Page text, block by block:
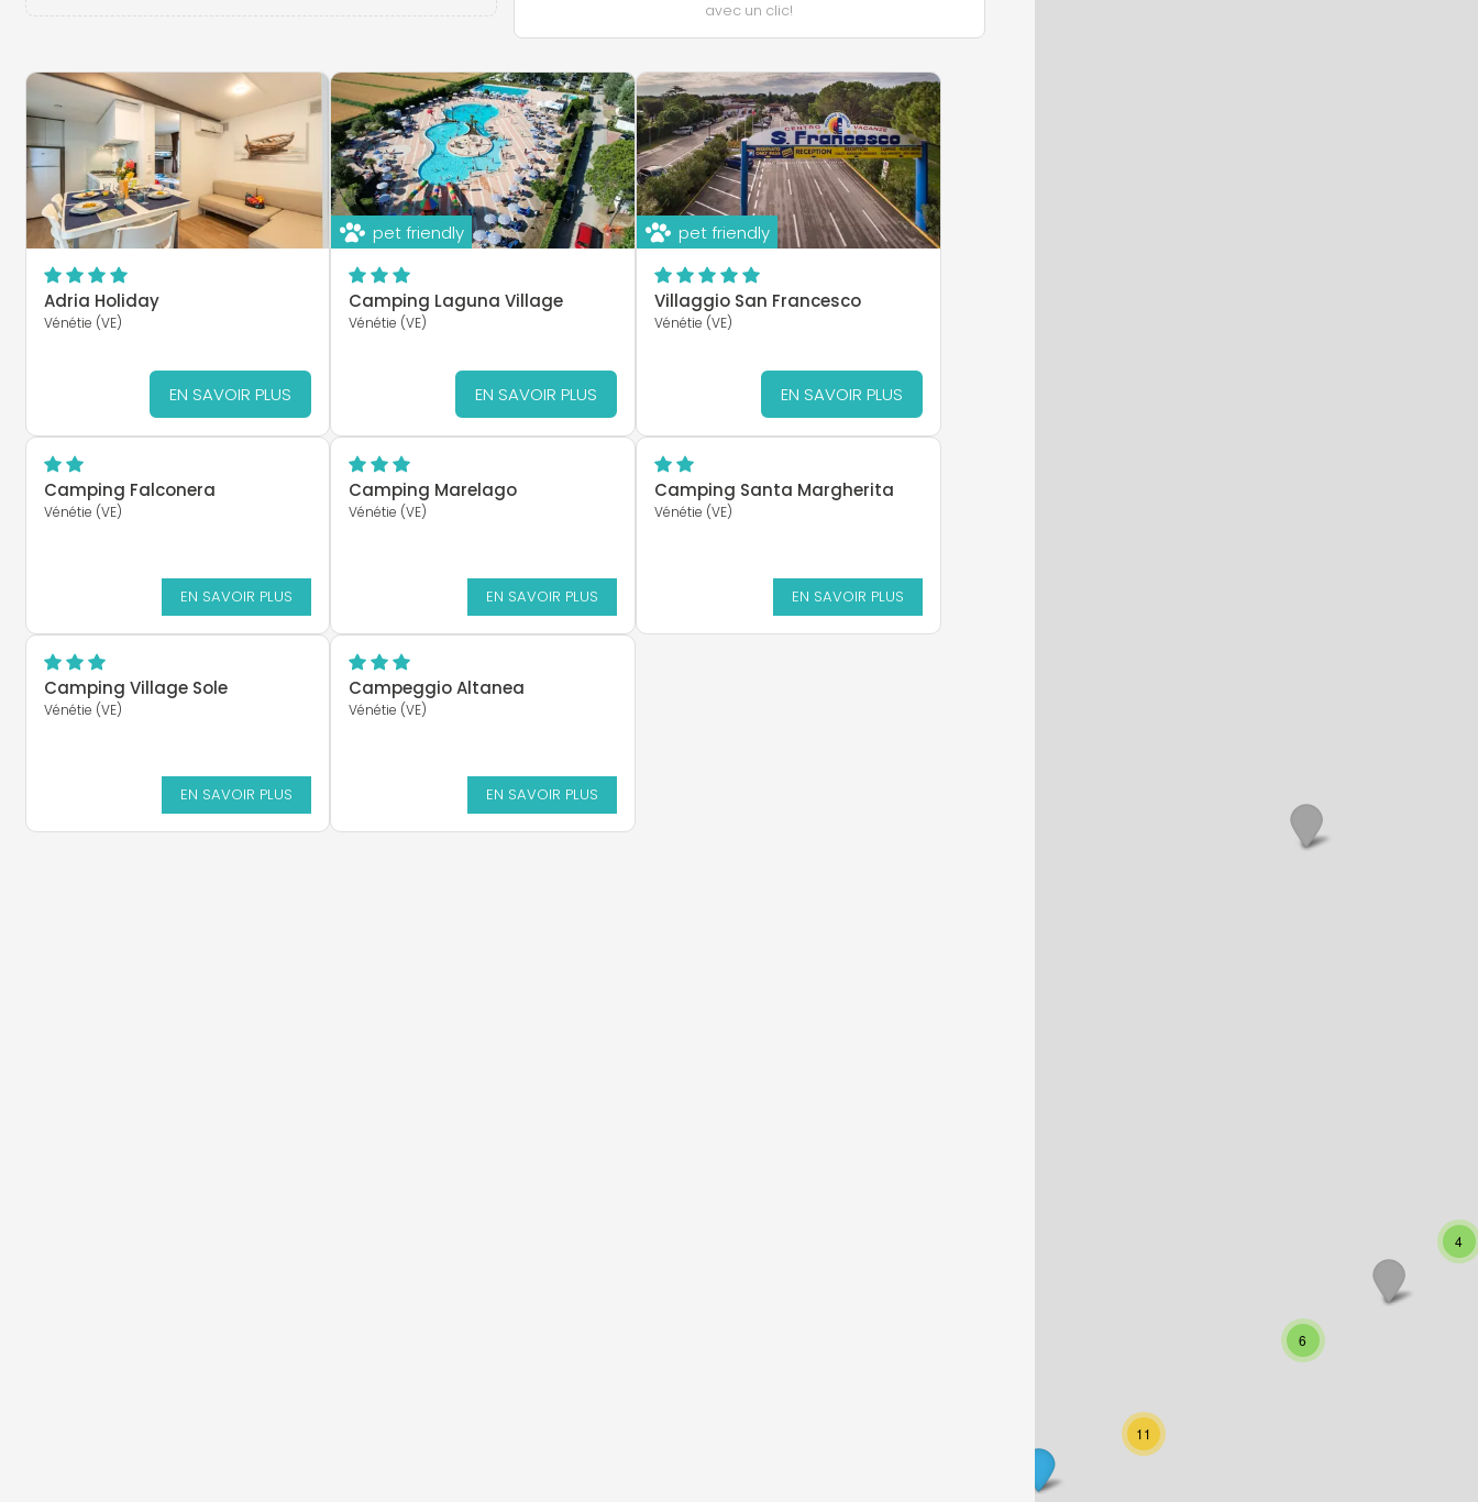
4
6
11
avec un clic!
Adria Holiday
Vénétie (VE)
EN SAVOIR PLUS
pet friendly
Camping Laguna Village
Vénétie (VE)
EN SAVOIR PLUS
pet friendly
Villaggio San Francesco
Vénétie (VE)
EN SAVOIR PLUS
Camping Falconera
Vénétie (VE)
EN SAVOIR PLUS
Camping Marelago
Vénétie (VE)
EN SAVOIR PLUS
Camping Santa Margherita
Vénétie (VE)
EN SAVOIR PLUS
Camping Village Sole
Vénétie (VE)
EN SAVOIR PLUS
Campeggio Altanea
Vénétie (VE)
EN SAVOIR PLUS